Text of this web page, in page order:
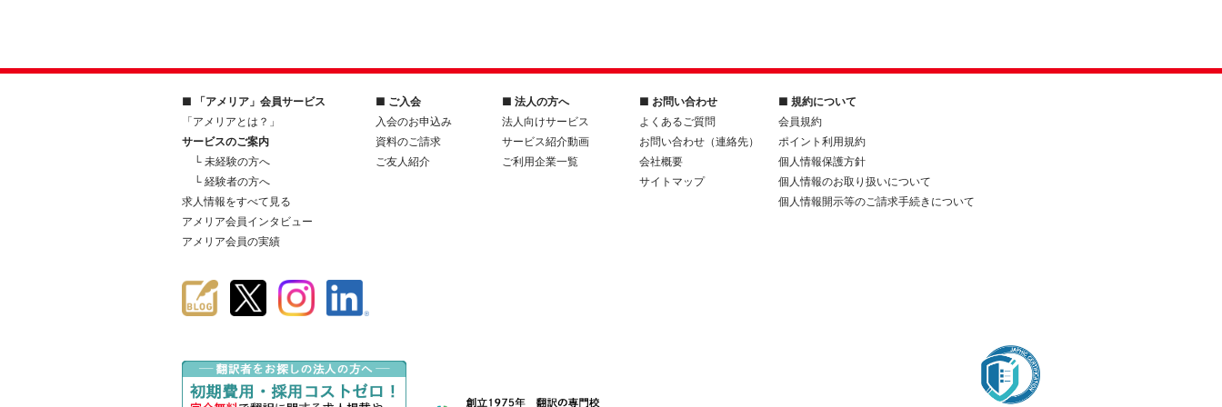
■ 「アメリア」会員サービス
「アメリアとは？」
サービスのご案内
└ 未経験の方へ
└ 経験者の方へ
求人情報をすべて見る
アメリア会員インタビュー
アメリア会員の実績
■ ご入会
入会のお申込み
資料のご請求
ご友人紹介
■ 法人の方へ
法人向けサービス
サービス紹介動画
ご利用企業一覧
■ お問い合わせ
よくあるご質問
お問い合わせ（連絡先）
会社概要
サイトマップ
■ 規約について
会員規約
ポイント利用規約
個人情報保護方針
個人情報のお取り扱いについて
個人情報開示等のご請求手続きについて